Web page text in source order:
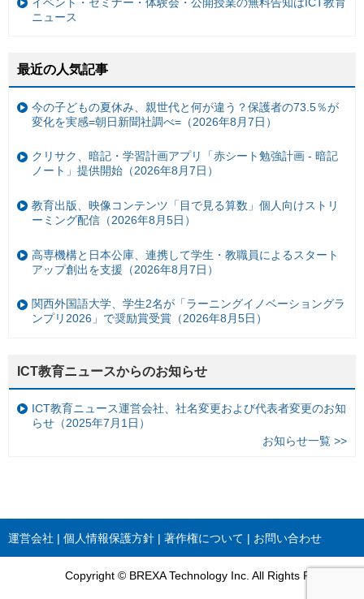
ニュース
最近の人気記事
今の子どもの夏休み、親世代と何が違う？保護者の73.5％が
変化を実感=朝日新聞社調べ=（2026年8月7日）
クリサク、暗記・学習計画アプリ「赤シート勉強計画 - 暗記
ノート」提供開始（2026年8月7日）
教育出版、映像コンテンツ「目で見る算数」個人向けストリ
ーミング配信（2026年8月5日）
高専機構と日本公庫、連携して学生・教職員によるスタート
アップ創出を支援（2026年8月7日）
関西外国語大学、学生2名が「ラーニングイノベーショングラ
ンプリ2026」で奨励賞受賞（2026年8月5日）
ICT教育ニュースからのお知らせ
ICT教育ニュース運営会社、社名変更および代表者変更のお知
らせ（2025年7月1日）
お知らせ一覧 >>
運営会社 個人情報保護方針 著作権について お問い合わせ
Copyright © BREXA Technology Inc. All Rights Reserved.